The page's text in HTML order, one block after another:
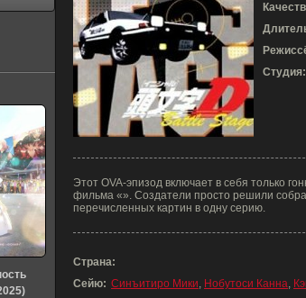
Студия:
Этот OVA-эпизод включает в себя только
фильма «». Создатели просто решили
перечисленных картин в одну серию.
Страна:
Сейю: Синъитиро Мики, Нобутоси Канна,